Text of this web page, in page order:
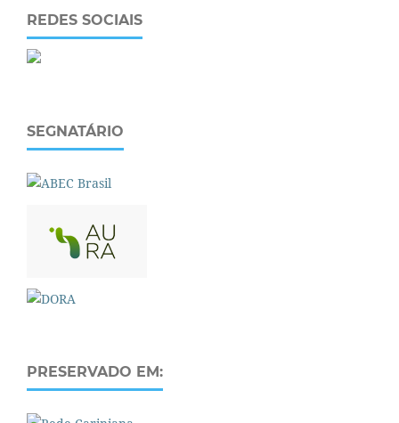
REDES SOCIAIS
SEGNATÁRIO
PRESERVADO EM: